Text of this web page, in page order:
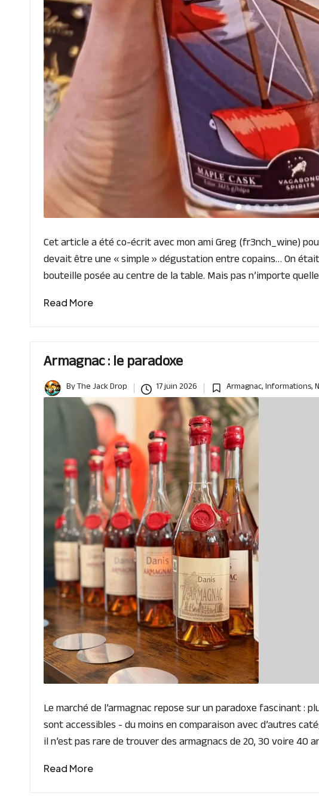
Cet article a été co-écrit avec mon ami Greg (fr3nch_wine)
devait être une « simple » dégustation entre copains… On
bouteille posée au centre de la table. Mais pas n’importe
Read More
Armagnac : le paradoxe
PostedByThe Jack Drop 17 juin 2026
Posted
in
Armagnac,Informations,
Le marché de l’armagnac repose sur un paradoxe fascinant :
sont accessibles - du moins en comparaison avec d’autres
il n’est pas rare de trouver des armagnacs de 20, 30 voire 40
Read More